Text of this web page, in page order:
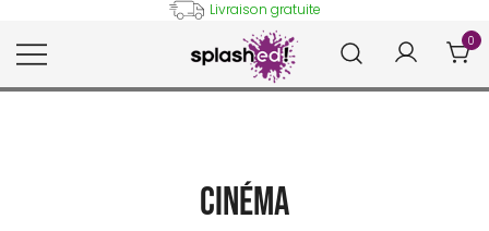
to
content
Livraison gratuite
0
Cinéma